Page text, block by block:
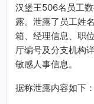
汉堡王506名员工
露。泄露了员工姓
箱、经理信息、职
厅编号及分支机构
敏感人事信息。
据称泄露内容如下